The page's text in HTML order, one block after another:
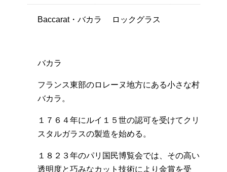
Baccarat・バカラ ロックグラス
バカラ
フランス東部のロレーヌ地方にある小さな村
バカラ。
１７６４年にルイ１５世の認可を受けてクリ
スタルガラスの製造を始める。
１８２３年のパリ国民博覧会では、その高い
透明度と巧みなカット技術により金賞を受